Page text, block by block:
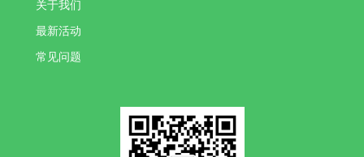
关于我们
最新活动
常见问题